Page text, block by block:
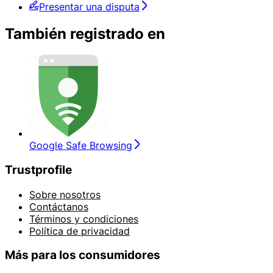
Presentar una disputa
También registrado en
Google Safe Browsing
Trustprofile
Sobre nosotros
Contáctanos
Términos y condiciones
Política de privacidad
Más para los consumidores